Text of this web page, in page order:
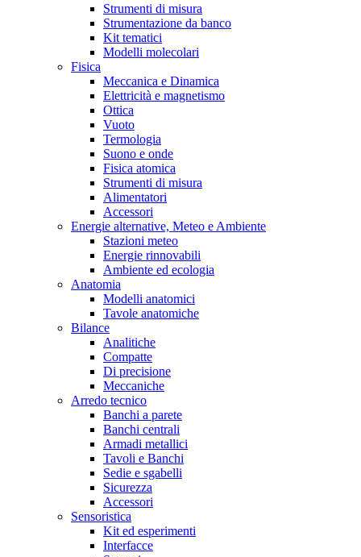
Strumenti di misura
Strumentazione da banco
Kit tematici
Modelli molecolari
Fisica
Meccanica e Dinamica
Elettricità e magnetismo
Ottica
Vuoto
Termologia
Suono e onde
Fisica atomica
Strumenti di misura
Alimentatori
Accessori
Energie alternative, Meteo e Ambiente
Stazioni meteo
Energie rinnovabili
Ambiente ed ecologia
Anatomia
Modelli anatomici
Tavole anatomiche
Bilance
Analitiche
Compatte
Di precisione
Meccaniche
Arredo tecnico
Banchi a parete
Banchi centrali
Armadi metallici
Tavoli e Banchi
Sedie e sgabelli
Sicurezza
Accessori
Sensoristica
Kit ed esperimenti
Interfacce